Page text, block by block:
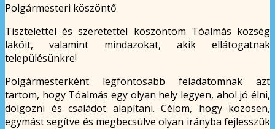
Polgármesteri köszöntő
Tisztelettel és szeretettel köszöntöm Tóalmás község
lakóit, valamint mindazokat, akik ellátogatnak
településünkre!
Polgármesterként legfontosabb feladatomnak azt
tartom, hogy Tóalmás egy olyan hely legyen, ahol jó élni,
dolgozni és családot alapítani. Célom, hogy közösen,
egymást segítve és megbecsülve olyan irányba fejlesszük